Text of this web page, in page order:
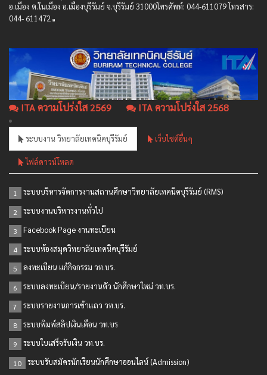
อ.เมือง ต.ในเมือง อ.เมืองบุรีรัมย์ จ.บุรีรัมย์ 31000โทรศัพท์: 044-611079 โทรสาร:
044- 611472
ITA ความโปร่งใส 2569 ITA ความโปร่งใส 2568
ระบบงาน วิทยาลัยเทคนิคบุรีรัมย์ เว็บไซต์อื่นๆ
ไฟล์ดาวน์โหลด
1 ระบบบริหารจัดการงานสถานศึกษาวิทยาลัยเทคนิคบุรีรัมย์ (RMS)
2 ระบบงานบริหารงานทั่วไป
3 Facebook Page งานทะเบียน
4 ระบบห้องสมุดวิทยาลัยเทคนิคบุรีรัมย์
5 ลงทะเบียน แก้กิจกรรม วท.บร.
6 ระบบลงทะเบียน/รายงานตัว นักศึกษาใหม่ วท.บร.
7 ระบบรายงานการเข้าแถว วท.บร.
8 ระบบพิมพ์สลิปเงินเดือน วท.บร
9 ระบบใบเสร็จรับเงิน วท.บร.
10 ระบบรับสมัครนักเรียนนักศึกษาออนไลน์ (Admission)